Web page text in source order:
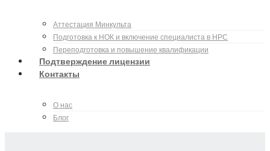
Аттестация Минкульта
Подготовка к НОК и включение специалиста в НРС
Переподготовка и повышение квалификации
Подтверждение лицензии
Контакты
О нас
Блог